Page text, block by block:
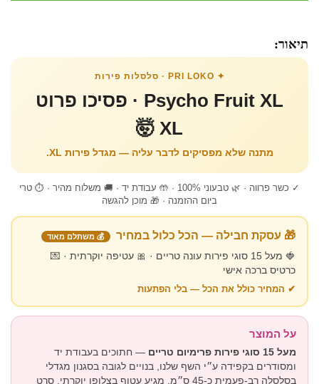
תיאור:
✦ PRI LOKO · סלסלות פירות
Psycho Fruit XL · פסיכו פרוט
XL 🤯
מתנה שלא מפסיקים לדבר עליה — מגדל פירות XL.
✓ כשר פרווה · 🌿 טבעוני 100% · 🤲 עבודת יד · 🚚 משלוח מהיר · ⏱ טרי
ביום ההזמנה · 🎁 מוכן להגשה
🎁 עסקת חבילה — הכל כלול במחיר 💰 משתלם מאוד
🍓 מעל 15 סוגי פירות עונה טריים · 🎀 עטיפה יוקרתית · 💌
כרטיס ברכה אישי
✔ המחיר כולל את הכל — בלי הפתעות
על המוצר
מעל 15 סוגי פירות פרימיום טריים
— חתוכים בעבודת יד
ומסודרים בקפידה ע״י השף שלנו, בנויים לגובה בסגנון מגדלי
בסלסלה רב-פעמית כ-45 ס״מ. מגיע עטוף בצלופן יוקרתי, סרט